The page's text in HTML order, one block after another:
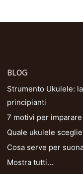
BLOG
Strumento Ukulele:
principianti
7 motivi per imparare
Quale ukulele
Cosa serve per
Mostra tutti…